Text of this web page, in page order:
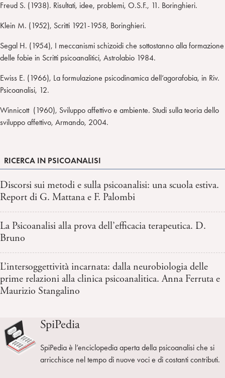
Freud S. (1938). Risultati, idee, problemi, O.S.F., 11. Boringhieri.
Klein M. (1952), Scritti 1921-1958, Boringhieri.
Segal H. (1954), I meccanismi schizoidi che sottostanno alla formazione
delle fobie in Scritti psicoanalitici, Astrolabio 1984.
Ewiss E. (1966), La formulazione psicodinamica dell’agorafobia, in Riv.
Psicoanalisi, 12.
Winnicott (1960), Sviluppo affettivo e ambiente. Studi sulla teoria dello
sviluppo affettivo, Armando, 2004.
RICERCA IN PSICOANALISI
Discorsi sui metodi e sulla psicoanalisi: una scuola estiva.
Report di G. Mattana e F. Palombi
La Psicoanalisi alla prova dell’efficacia terapeutica. D.
Bruno
L’intersoggettività incarnata: dalla neurobiologia delle
prime relazioni alla clinica psicoanalitica. Anna Ferruta e
Maurizio Stangalino
SpiPedia
SpiPedia è l’enciclopedia aperta della psicoanalisi che si
arricchisce nel tempo di nuove voci e di costanti contributi.